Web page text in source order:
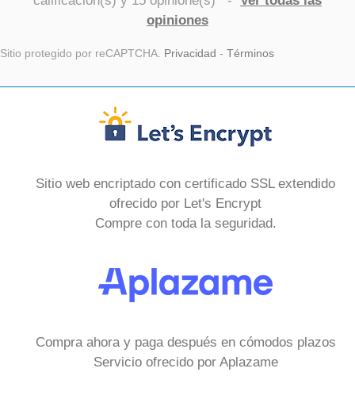
opiniones
Sitio protegido por reCAPTCHA. Privacidad - Términos
Sitio web encriptado con certificado SSL extendido
ofrecido por Let's Encrypt
Compre con toda la seguridad.
Compra ahora y paga después en cómodos plazos
Servicio ofrecido por Aplazame